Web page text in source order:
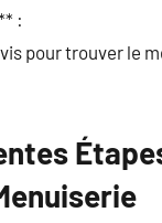
:
pour trouver le